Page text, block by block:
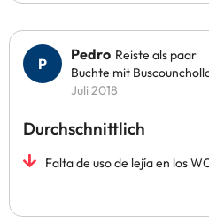
Pedro Reiste als paar
Buchte mit
Juli 2018
Durchschnittlich
Falta de uso de lejía en los